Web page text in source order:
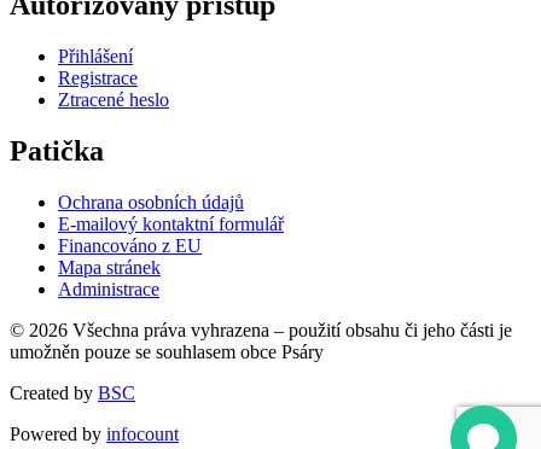
Přihlášení
Registrace
Ztracené heslo
Patička
Ochrana osobních údajů
E-mailový kontaktní formulář
Financováno z EU
Mapa stránek
Administrace
© 2026 Všechna práva vyhrazena – použití obsahu či jeho části je
umožněn pouze se souhlasem obce Psáry
Created by BSC
Powered by infocount